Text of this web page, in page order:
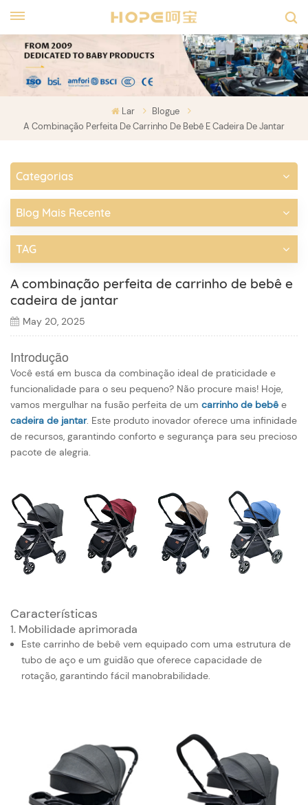
Lar
Blogue
A Combinação Perfeita De Carrinho De Bebê E Cadeira De Jantar
Categorias
Blog Mais Recente
TAG
A combinação perfeita de carrinho de bebê e
cadeira de jantar
May 20, 2025
Introdução
Você está em busca da combinação ideal de praticidade e
funcionalidade para o seu pequeno? Não procure mais! Hoje,
vamos mergulhar na fusão perfeita de um carrinho de bebê e
cadeira de jantar. Este produto inovador oferece uma infinidade
de recursos, garantindo conforto e segurança para seu precioso
pacote de alegria.
Características
1. Mobilidade aprimorada
Este carrinho de bebê vem equipado com uma estrutura de
tubo de aço e um guidão que oferece capacidade de
rotação, garantindo fácil manobrabilidade.